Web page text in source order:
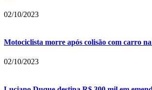
02/10/2023
Motociclista morre após colisão com carro
02/10/2023